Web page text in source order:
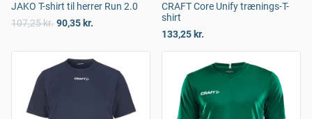
JAKO T-shirt til herrer Run 2.0
107,25 kr. 90,35 kr.
CRAFT Core Unify trænings-T-
shirt
133,25 kr.